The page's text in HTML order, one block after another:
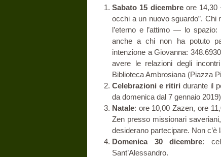
Sabato 15 dicembreore 14,30
occhi a un nuovo sguardo”. Chi
l’eterno e l’attimo — lo spazio:
anche a chi non ha potuto
intenzione a Giovanna:
avere le relazioni degli
Biblioteca Ambrosiana (Piazza
Celebrazioni e ritiri durante il
da domenica dal 7 gennaio 2019)
Natale: ore 10,00 Zazen, ore
Zen presso missionari
desiderano partecipare. Non
Domenica 30 dicembre:
Sant’Alessandro.